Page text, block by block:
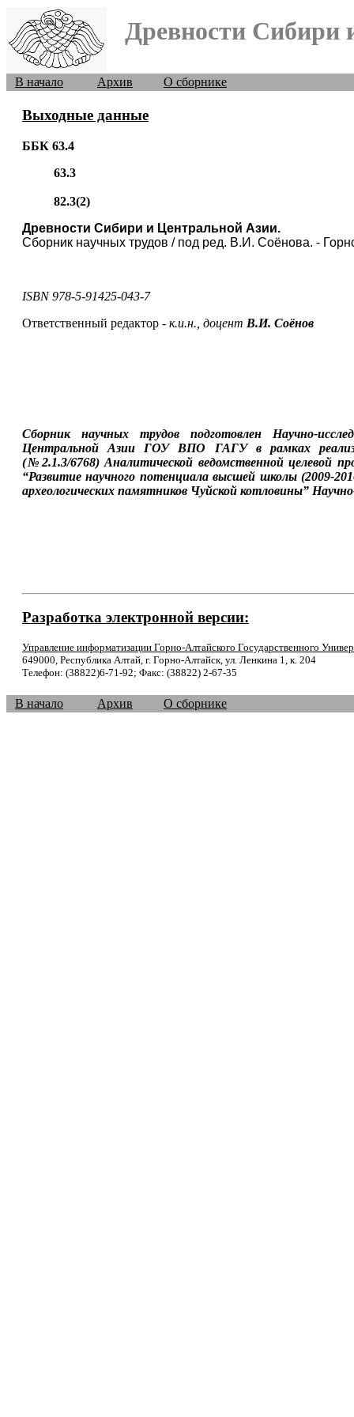
Древности Сибири
В начало Архив О сборнике
Выходные данные
ББК 63.4
63.3
82.3(2)
Древности Сибири и Центральной Азии.
Сборник научных трудов / под ред. В.И. Соёнова. -
ISBN 978-5-91425-043-7
Ответственный редактор - к.и.н., доцент В.И. Соёнов
Сборник научных трудов подготовлен Научно-
Центральной Азии ГОУ ВПО ГАГУ в рамках
(№2.1.3/6768) Аналитической ведомственной целевой
“Развитие научного потенциала высшей школы (2009-
археологических памятников Чуйской котловины”
Разработка электронной версии:
Управление информатизации Горно-Алтайского Государственного
649000, Республика Алтай, г. Горно-Алтайск, ул. Ленкина 1, к. 204
Телефон: (38822)6-71-92; Факс: (38822) 2-67-35
В начало Архив О сборнике